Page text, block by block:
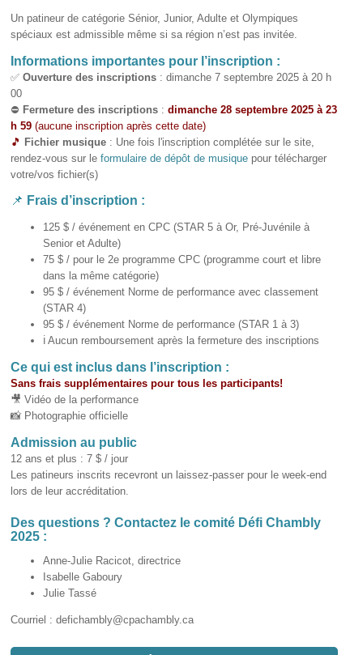
Un patineur de catégorie Sénior, Junior, Adulte et Olympiques
spéciaux est admissible même si sa région n’est pas invitée.
Informations importantes pour l’inscription :
✅Ouverture des inscriptions : dimanche 7 septembre 2025 à 20 h
00
⛔ Fermeture des inscriptions :dimanche 28 septembre 2025 à 23
h 59 (aucune inscription après cette date)
🎵 Fichier musique : Une fois l'inscription complétée sur le site,
rendez-vous sur leformulaire de dépôt de musique pour télécharger
votre/vos fichier(s)
📌 Frais d’inscription :
125 $ / événement en CPC (STAR 5 à Or, Pré-Juvénile à
Senior et Adulte)
75 $ / pour le 2e programme CPC (programme court et libre
dans la même catégorie)
95 $ / événement Norme de performance avec classement
(STAR 4)
95 $ / événement Norme de performance (STAR 1 à 3)
ℹ️ Aucun remboursement après la fermeture des inscriptions
Ce qui est inclus dans l’inscription :
Sans frais supplémentaires pour tous les participants!
🎥 Vidéo de la performance
📸 Photographie officielle
Admission au public
12 ans et plus : 7 $ / jour
Les patineurs inscrits recevront un laissez-passer pour le week-end
lors de leur accréditation.
Des questions ? Contactez le comité Défi Chambly
2025 :
Anne-Julie Racicot, directrice
Isabelle Gaboury
Julie Tassé
Courriel : defichambly@cpachambly.ca